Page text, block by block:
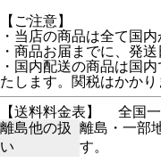
【ご注意】
・当店の商品は全て国
・商品お届までに、発
・国内配送の商品は国
たします。関税はかかり
【送料料金表】
全国一
離島他の扱
い
離島・一部
す。